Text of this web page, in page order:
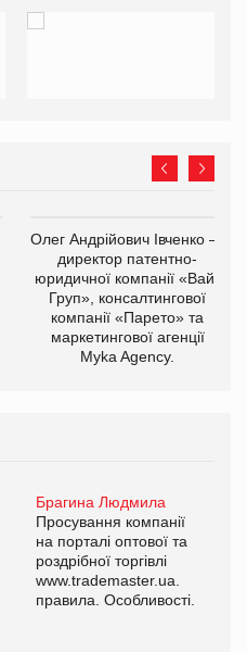
Олег Андрійович Івченко —
директор патентно-
юридичної компанії «Вайз
Груп», консалтингової
компанії «Парето» та
маркетингової агенції
Myka Agency.
Брагина Людмила
Просування компанії
на порталі оптової та
роздрібної торгівлі
www.trademaster.ua.
правила. Особливості.